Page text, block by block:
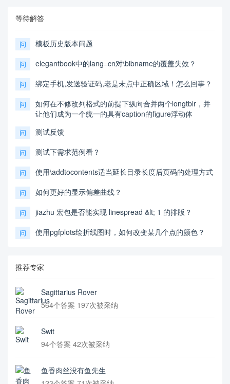
等待解答
问 模板历史版本问题
问 elegantbook中的lang=cn对\bibname的覆盖失效？
问 绑定手机,发送验证码,老是未点中正确区域！怎么回事？
问
如何在不修改列格式的前提下纵向合并两个longtblr，并
让他们成为一个统一的具有caption的figure浮动体
问 测试反馈
问 测试下需求范例看？
问 使用\addtocontents适当延长目录长度后页码的处理方式
问 如何更好的显示偏差曲线？
问 jiazhu 宏包是否能实现 linespread &lt; 1 的排版？
问 使用pgfplots绘折线图时，如何改变某几个点的颜色？
推荐专家
Sagittarius Rover
564个答案 197次被采纳
Swit
94个答案 42次被采纳
鱼香肉丝没有鱼先生